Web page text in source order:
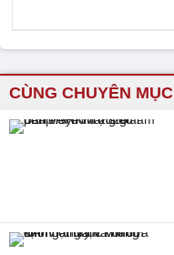
CÙNG CHUYÊN MỤC